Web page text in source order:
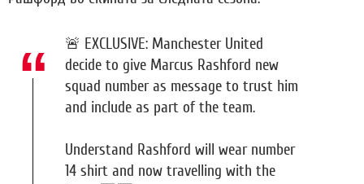
🚨 EXCLUSIVE: Manchester United
decide to give Marcus Rashford new
squad number as message to trust him
and include as part of the team.
Understand Rashford will wear number
14 shirt and now travelling with the